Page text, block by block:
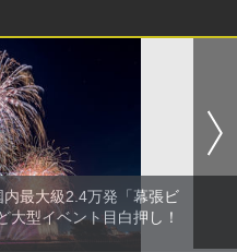
最大級2.4万発「幕張ビ
大型イベント目白押し！